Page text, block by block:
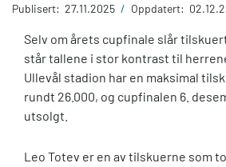
Publisert: 27.11.2025 / Oppdatert:
Selv om årets cupfinale slår
står tallene i stor kontrast til
Ullevål stadion har en maksimal
rundt 26.000, og cupfinalen 6.
utsolgt.
Leo Totev er en av tilskuerne som